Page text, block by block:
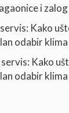
i
Kako
odabir
Kako
odabir